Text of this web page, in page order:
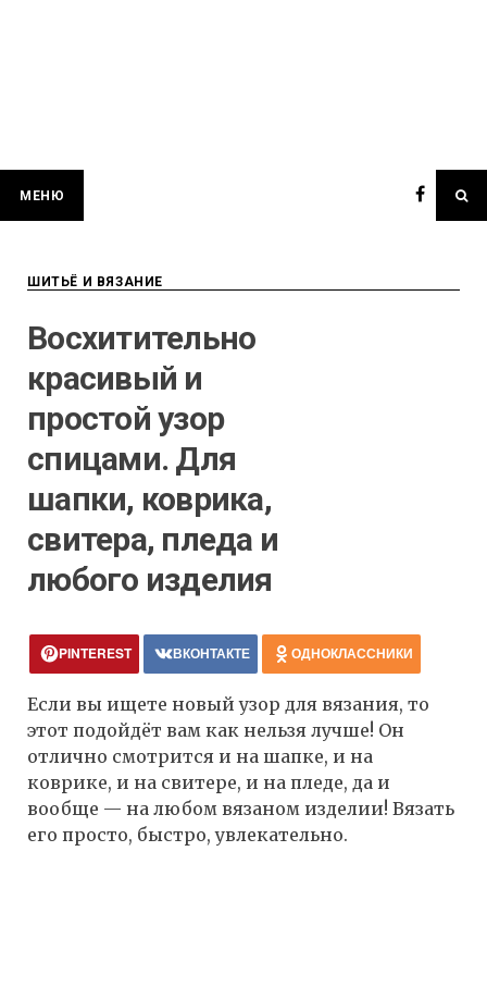
МЕНЮ
ШИТЬЁ И ВЯЗАНИЕ
Восхитительно
красивый и
простой узор
спицами. Для
шапки, коврика,
свитера, пледа и
любого изделия
PINTEREST ВКОНТАКТЕ ОДНОКЛАССНИКИ
Если вы ищете новый узор для вязания, то
этот подойдёт вам как нельзя лучше! Он
отлично смотрится и на шапке, и на
коврике, и на свитере, и на пледе, да и
вообще — на любом вязаном изделии! Вязать
его просто, быстро, увлекательно.